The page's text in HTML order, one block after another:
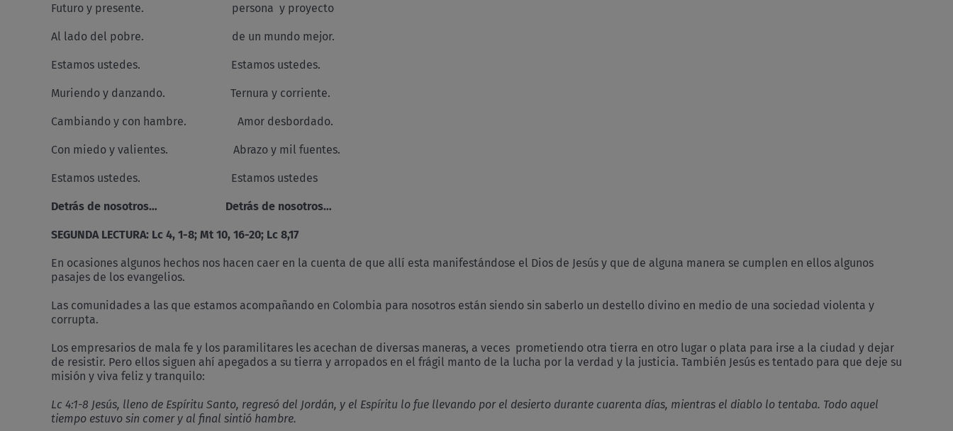
Futuro y presente. persona y proyecto
Al lado del pobre. de un mundo mejor.
Estamos ustedes. Estamos ustedes.
Muriendo y danzando. Ternura y corriente.
Cambiando y con hambre. Amor desbordado.
Con miedo y valientes. Abrazo y mil fuentes.
Estamos ustedes. Estamos ustedes
Detrás de nosotros… Detrás de nosotros…
SEGUNDA LECTURA: Lc 4, 1-8; Mt 10, 16-20; Lc 8,17
En ocasiones algunos hechos nos hacen caer en la cuenta de que allí esta manifestándose el Dios de Jesús y que de alguna manera se cumplen en ellos algunos
pasajes de los evangelios.
Las comunidades a las que estamos acompañando en Colombia para nosotros están siendo sin saberlo un destello divino en medio de una sociedad violenta y
corrupta.
Los empresarios de mala fe y los paramilitares les acechan de diversas maneras, a veces prometiendo otra tierra en otro lugar o plata para irse a la ciudad y dejar
de resistir. Pero ellos siguen ahí apegados a su tierra y arropados en el frágil manto de la lucha por la verdad y la justicia. También Jesús es tentado para que deje su
misión y viva feliz y tranquilo:
Lc 4:1-8 Jesús, lleno de Espíritu Santo, regresó del Jordán, y el Espíritu lo fue llevando por el desierto durante cuarenta días, mientras el diablo lo tentaba. Todo aquel
tiempo estuvo sin comer y al final sintió hambre.